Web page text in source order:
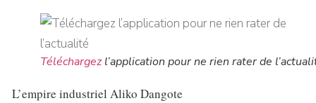
Téléchargezl’application pour ne rien rater de
L’empire industriel Aliko Dangote